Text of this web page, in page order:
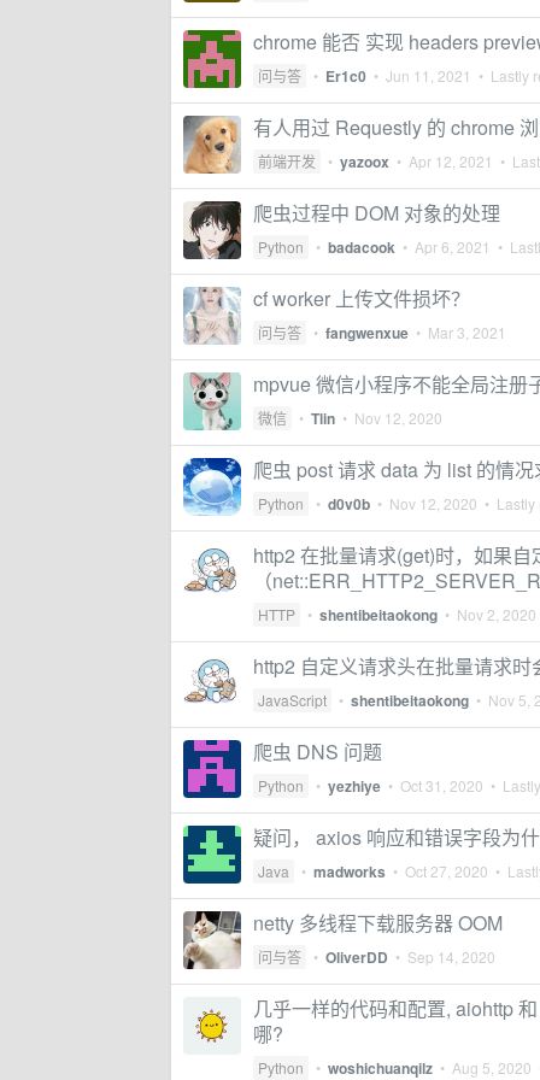
chrome 能否 实现 headers
问与答 • Er1c0 • Jun 11, 2021 • Lastly
有人用过 Requestly 的 chrome
前端开发 • yazoox • Apr 12, 2021 •
爬虫过程中 DOM 对象的处理
Python • badacook • Apr 6, 2021 •
cf worker 上传文件损坏？
问与答 • fangwenxue • Mar 3, 2021
mpvue 微信小程序不能全局注册
微信 • Tlin • Nov 12, 2020
爬虫 post 请求 data 为 list 的情况
Python • d0v0b • Nov 12, 2020 •
http2 在批量请求(get)时，如果
（
HTTP • shentibeitaokong • Nov 2, 2020
http2 自定义请求头在批量请求时
JavaScript • shentibeitaokong • Nov 5,
爬虫 DNS 问题
Python • yezhiye • Oct 31, 2020 •
疑问， axios 响应和错误字段为
Java • madworks • Oct 27, 2020 •
netty 多线程下载服务器 OOM
问与答 • OliverDD • Sep 14, 2020
几乎一样的代码和配置, aiohttp
哪?
Python • woshichuanqilz • Aug 5, 2020